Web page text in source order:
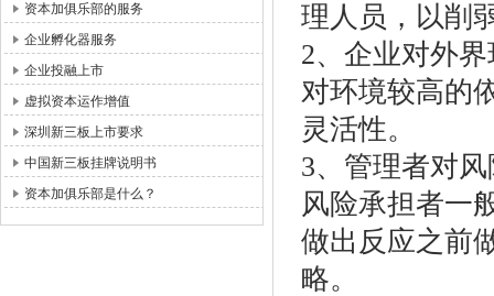
资本加俱乐部的服务
企业孵化器服务
企业投融上市
虚拟资本运作增值
深圳新三板上市要求
中国新三板挂牌说明书
资本加俱乐部是什么？
理人员，以削
2、企业对外
对环境较高的
灵活性。
3、管理者对
风险承担者一
做出反应之前
略。